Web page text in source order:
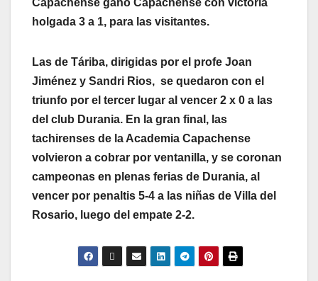
holgada 3 a 1, para las visitantes.
Las de Táriba, dirigidas por el profe Joan
Jiménez y Sandri Rios, se quedaron con el
triunfo por el tercer lugar al vencer 2 x 0 a las
del club Durania. En la gran final, las
tachirenses de la Academia Capachense
volvieron a cobrar por ventanilla, y se coronan
campeonas en plenas ferias de Durania, al
vencer por penaltis 5-4 a las niñas de Villa del
Rosario, luego del empate 2-2.